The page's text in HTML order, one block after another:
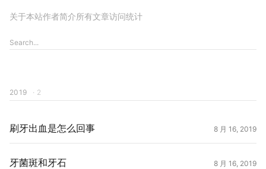
关于本站作者简介所有文章访问统计
2019 · 2
刷牙出血是怎么回事 8 月 16, 2019
牙菌斑和牙石 8 月 16, 2019